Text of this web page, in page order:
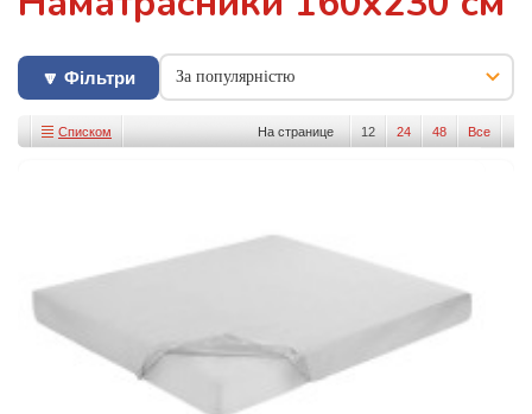
🔽 Фільтри
На странице 12 24 48 Все
Списком